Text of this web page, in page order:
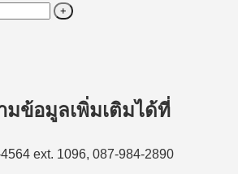
ข้อมูลเพิ่มเติมได้ที่
ext. 1096, 087-984-2890